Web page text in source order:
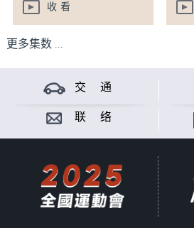
收看
更多集数 ...
交 通
联 络